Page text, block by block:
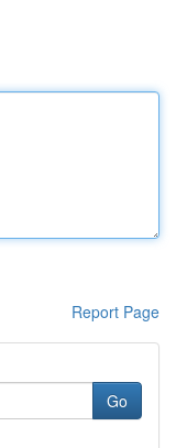
Report Page
Go